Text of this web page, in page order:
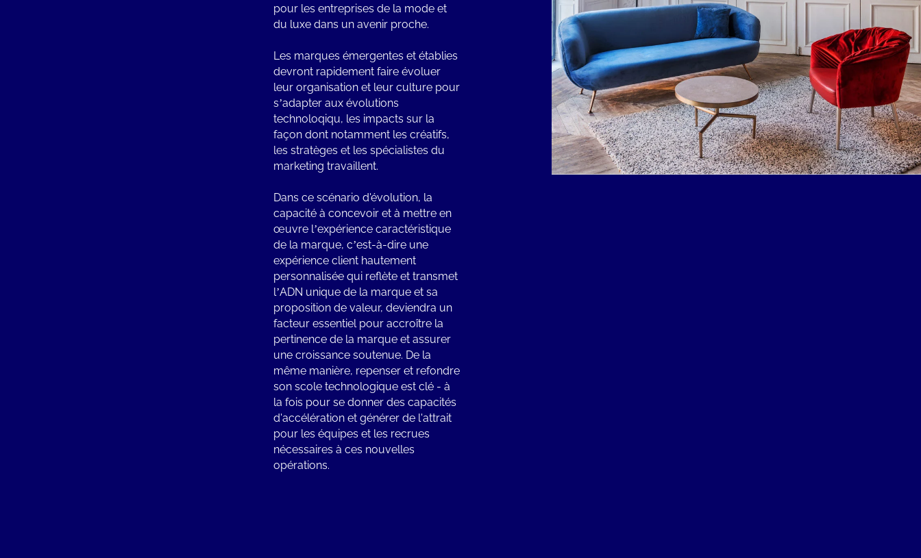
pour les entreprises de la mode et
du luxe dans un avenir proche.
Les marques émergentes et établies
devront rapidement faire évoluer
leur organisation et leur culture pour
s’adapter aux évolutions
technoloqiqu, les impacts sur la
façon dont notamment les créatifs,
les stratèges et les spécialistes du
marketing travaillent.
Dans ce scénario d'évolution, la
capacité à concevoir et à mettre en
œuvre l’expérience caractéristique
de la marque, c’est-à-dire une
expérience client hautement
personnalisée qui reflète et transmet
l’ADN unique de la marque et sa
proposition de valeur, deviendra un
facteur essentiel pour accroître la
pertinence de la marque et assurer
une croissance soutenue. De la
même manière, repenser et refondre
son scole technologique est clé - à
la fois pour se donner des capacités
d'accélération et générer de l'attrait
pour les équipes et les recrues
nécessaires à ces nouvelles
opérations.